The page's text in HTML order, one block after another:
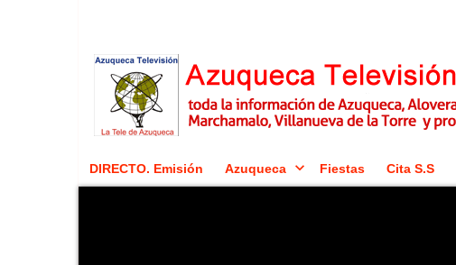
DIRECTO. Emisión Azuqueca Fiestas Cita S.S